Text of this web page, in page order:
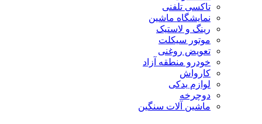
تاکسی تلفنی
نمایشگاه ماشین
رینگ و لاستیک
موتور سیکلت
تعویض روغنی
خودرو منطقه آزاد
کارواش
لوازم یدکی
دوچرخه
ماشین آلات سنگین